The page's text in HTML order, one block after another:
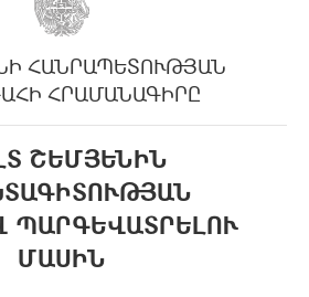
ՀԱՆՐԱՊԵՏՈՒԹՅԱՆ
ՀՐԱՄԱՆԱԳԻՐԸ
ՇԵՄՅԵՆԻՆ
ՊԱՐԳԵՎԱՏՐԵԼՈՒ
ՄԱՍԻՆ